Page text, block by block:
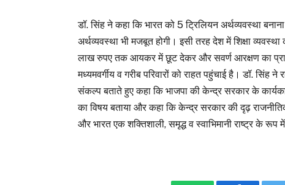
डॉ. सिंह ने कहा कि भारत को 5 ट्रिलियन अर्थव्यवस्था
अर्थव्यवस्था भी मजबूत होगी। इसी तरह देश में शिक्षा
लाख रुपए तक आयकर में छूट देकर और सवर्ण आरक्षण का
मध्यमवर्गीय व गरीब परिवारों को राहत पहुंचाई है। डॉ. सिंह
संकल्प बताते हुए कहा कि भाजपा की केन्द्र सरकार के
का विषय बताया और कहा कि केन्द्र सरकार की दृढ़
और भारत एक शक्तिशाली, समृद्ध व स्वाभिमानी राष्ट्र के रूप